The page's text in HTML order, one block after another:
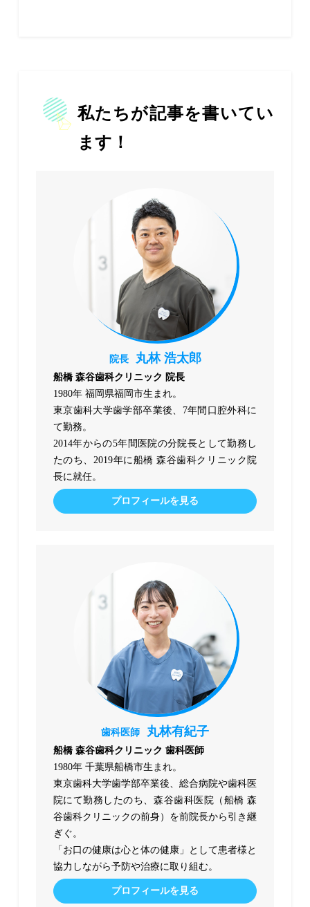
私たちが記事を書いてい
ます！
院長 丸林 浩太郎
船橋 森谷歯科クリニック 院長
1980年 福岡県福岡市生まれ。
東京歯科大学歯学部卒業後、7年間口腔外科に
て勤務。
2014年からの5年間医院の分院長として勤務し
たのち、2019年に船橋 森谷歯科クリニック院
長に就任。
プロフィールを見る
歯科医師 丸林有紀子
船橋 森谷歯科クリニック 歯科医師
1980年 千葉県船橋市生まれ。
東京歯科大学歯学部卒業後、総合病院や歯科医
院にて勤務したのち、森谷歯科医院（船橋 森
谷歯科クリニックの前身）を前院長から引き継
ぎぐ。
「お口の健康は心と体の健康」として患者様と
協力しながら予防や治療に取り組む。
プロフィールを見る